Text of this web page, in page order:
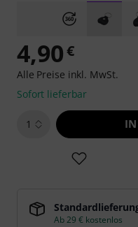
4,90€
Alle Preise inkl. MwSt.
Sofort lieferbar
1 IN
Ab 29 € kostenlos